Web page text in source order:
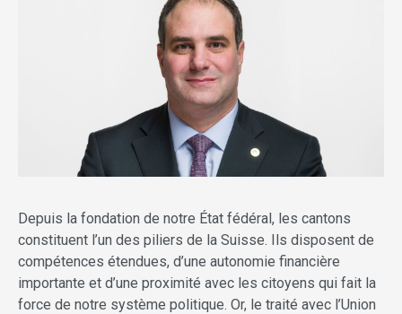
Depuis la fondation de notre État fédéral, les cantons
constituent l’un des piliers de la Suisse. Ils disposent de
compétences étendues, d’une autonomie financière
importante et d’une proximité avec les citoyens qui fait la
force de notre système politique. Or, le traité avec l’Union